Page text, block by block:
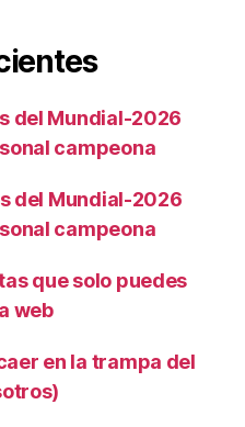
del Mundial-2026
campeona
del Mundial-2026
campeona
que solo puedes
web
en la trampa del